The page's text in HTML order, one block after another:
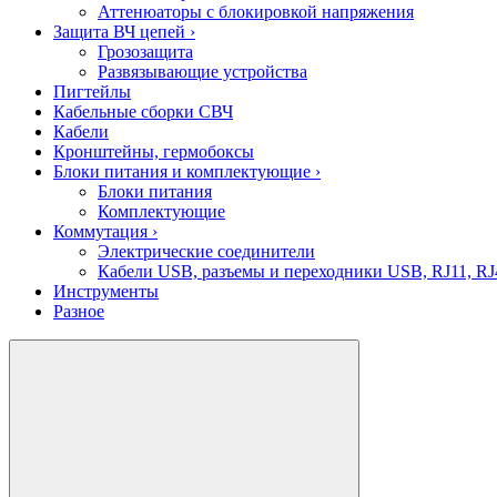
Аттенюаторы с блокировкой напряжения
Защита ВЧ цепей ›
Грозозащита
Развязывающие устройства
Пигтейлы
Кабельные сборки СВЧ
Кабели
Кронштейны, гермобоксы
Блоки питания и комплектующие ›
Блоки питания
Комплектующие
Коммутация ›
Электрические соединители
Кабели USB, разъемы и переходники USB, RJ11,
Инструменты
Разное